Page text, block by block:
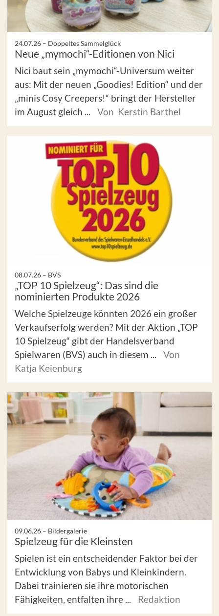
24.07.26 – Doppeltes Sammelglück
Neue „mymochi“-Editionen von Nici
Nici baut sein „mymochi“-Universum weiter
aus: Mit der neuen „Goodies! Edition“ und der
„minis Cosy Creepers!“ bringt der Hersteller
im August gleich ...
Von Kerstin Barthel
08.07.26 – BVS
„TOP 10 Spielzeug“: Das sind die
nominierten Produkte 2026
Welche Spielzeuge könnten 2026 ein großer
Verkaufserfolg werden? Mit der Aktion „TOP
10 Spielzeug“ gibt der Handelsverband
Spielwaren (BVS) auch in diesem ...
Von
Katja Keienburg
09.06.26 – Bildergalerie
Spielzeug für die Kleinsten
Spielen ist ein entscheidender Faktor bei der
Entwicklung von Babys und Kleinkindern.
Dabei trainieren sie ihre motorischen
Fähigkeiten, entfalten ihre ...
Redaktion